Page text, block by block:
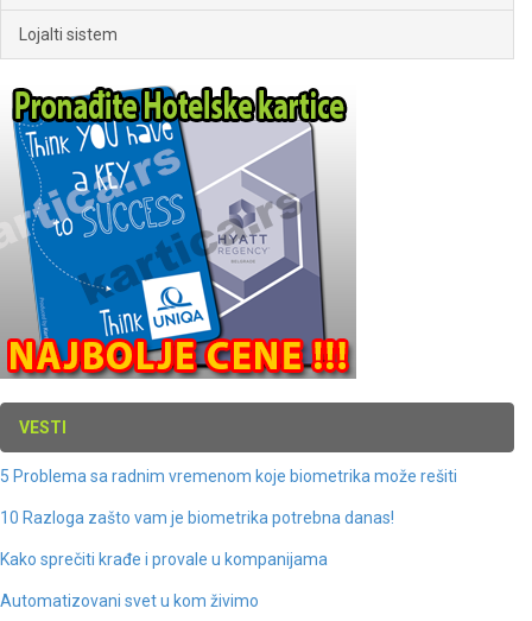
Lojalti sistem
VESTI
5 Problema sa radnim vremenom koje biometrika može rešiti
10 Razloga zašto vam je biometrika potrebna danas!
Kako sprečiti krađe i provale u kompanijama
Automatizovani svet u kom živimo